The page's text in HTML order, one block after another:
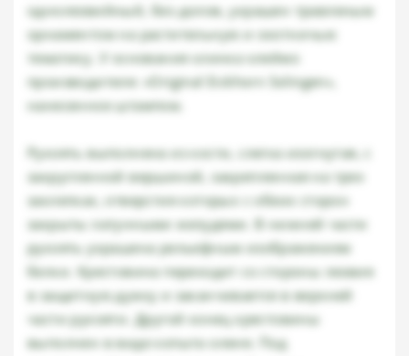
однолезвийный, без долов, украшен травленым
орнаментом на растительную и охотничью
тематику. У основания клинка клеймо
производителя: «Original Eickhorn Solingen»,
нанесенное штампом.
Рукоять выполнена из кости, слегка изогнутая, с
закругленной вершиной, закрепленная на трех
заклепках, отверстия которых с обеих сторон
закрыты латунными желудями. В нижней части
рукоять украшена рельефным изображением
белки. Крестовина переходит со стороны лезвия
в защитную дужку и заканчивается в верхней
части рукояти. Другой конец крестовины
выполнен в виде копыта оленя. Под